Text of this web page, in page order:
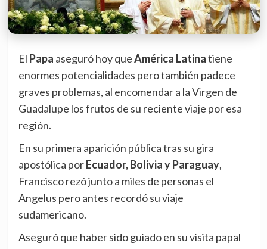
El Papa aseguró hoy queAmérica Latinatiene
enormes potencialidades pero también padece
graves problemas, al encomendar a la Virgen de
Guadalupe los frutos de su reciente viaje por esa
región.
En su primera aparición pública tras su gira
apostólica porEcuador, Bolivia y Paraguay,
Francisco rezó junto a miles de personas el
Angelus pero antes recordó su viaje
sudamericano.
Aseguró que haber sido guiado en su visita papal